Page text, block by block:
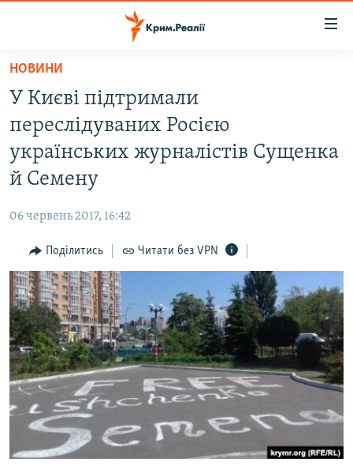
Перейти
основного
матеріалу
Перейти
до
основної
Перейти
пошуку
ВІДЕО ТА ФОТО
ПОЛІТИКА
ПОГЛЯД
ІНТЕРВ'Ю
ВСЕ ЗА ДЕНЬ
СПЕЦПРОЕКТИ
ДЕПОРТАЦІЯ
ВІДЕОУРОКИ «ELIFBE»
СВІДЧЕННЯ ОКУПАЦІЇ
УКРАЇНСЬКА ПРОБЛЕМА КРИМУ
ІНФОГРАФІКА
ЯК ОБІЙТИ БЛОКУВАННЯ
Русский
Qırımtatar
ДОЛУЧАЙСЯ!
НОВИНИ
У Києві підтримали
переслідуваних Росією
українських журналістів Сущенка
й Семену
06 червень 2017, 16:42
Поділитись Читати без VPN